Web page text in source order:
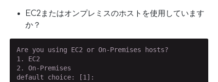
EC2またはオンプレミスのホストを使用しています
か？
Are you using EC2 or On-Premises hosts?
1. EC2
2. On-Premises
default choice: [1]: